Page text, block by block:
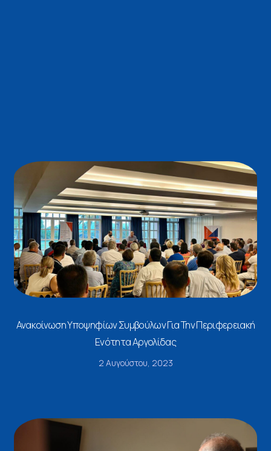
Ανακοίνωση Υποψηφίων Συμβούλων Για Την Περιφερειακή
Ενότητα Αργολίδας
2 Αυγούστου, 2023